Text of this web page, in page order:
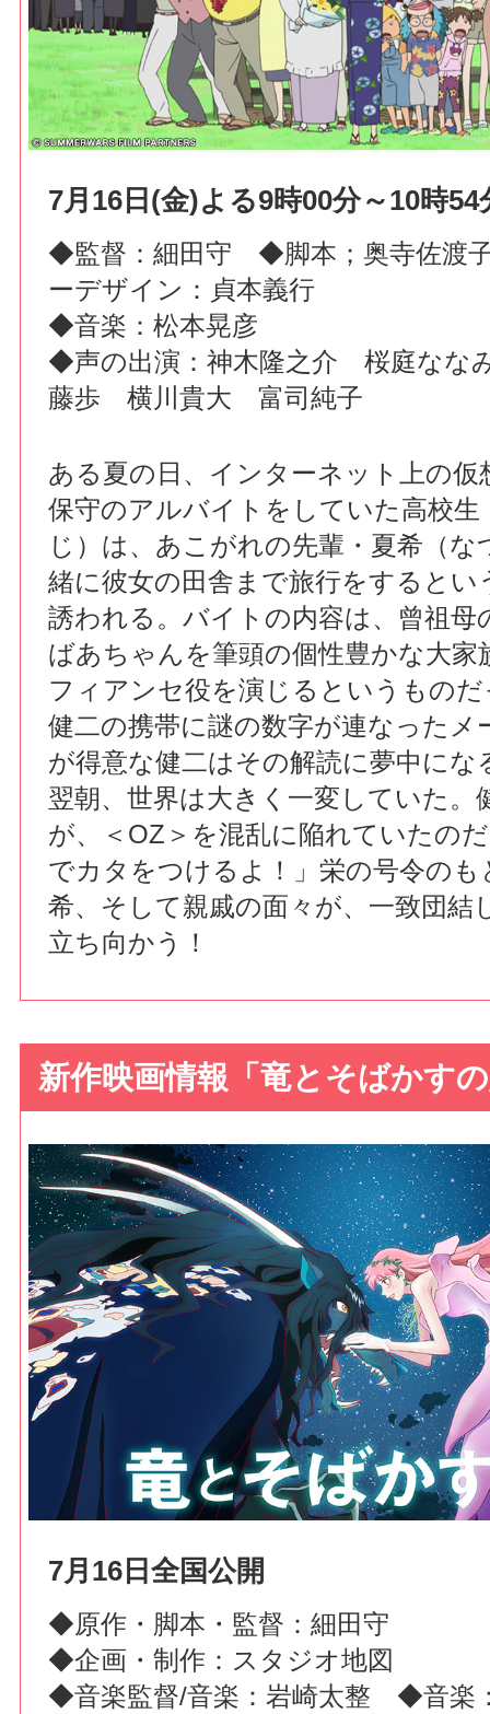
7月16日(金)よる9時00分～10時54
◆監督：細田守 ◆脚本；奥寺佐渡
ーデザイン：貞本義行
◆音楽：松本晃彦
◆声の出演：神木隆之介 桜庭な
藤歩 横川貴大 富司純子
ある夏の日、インターネット上の仮
保守のアルバイトをしていた高校生
じ）は、あこがれの先輩・夏希（な
緒に彼女の田舎まで旅行をするとい
誘われる。バイトの内容は、曾祖母
ばあちゃんを筆頭の個性豊かな大家
フィアンセ役を演じるというもの
健二の携帯に謎の数字が連なったメ
が得意な健二はその解読に夢中に
翌朝、世界は大きく一変していた。
が、＜OZ＞を混乱に陥れていたの
でカタをつけるよ！」栄の号令のも
希、そして親戚の面々が、一致団結
立ち向かう！
新作映画情報「竜とそばかす
7月16日全国公開
◆原作・脚本・監督：細田守
◆企画・制作：スタジオ地図
◆音楽監督/音楽：岩崎太整 ◆音楽